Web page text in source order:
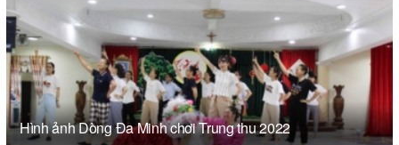
Hình ảnh Dòng Đa Minh chơi Trung thu 2022